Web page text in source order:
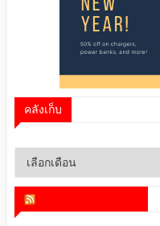
คลังเก็บ
คลัง